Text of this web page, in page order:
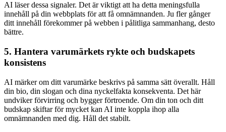
AI läser dessa signaler. Det är viktigt att ha detta meningsfulla
innehåll på din webbplats för att få omnämnanden. Ju fler gånger
ditt innehåll förekommer på webben i pålitliga sammanhang, desto
bättre.
5. Hantera varumärkets rykte och budskapets
konsistens
AI märker om ditt varumärke beskrivs på samma sätt överallt. Håll
din bio, din slogan och dina nyckelfakta konsekventa. Det här
undviker förvirring och bygger förtroende. Om din ton och ditt
budskap skiftar för mycket kan AI inte koppla ihop alla
omnämnanden med dig. Håll det stabilt.